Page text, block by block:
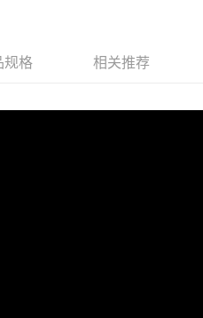
使用本服務所須提供之個人資料(包
資料蒐集、處理及利用告知聲明』
规格 相关推荐